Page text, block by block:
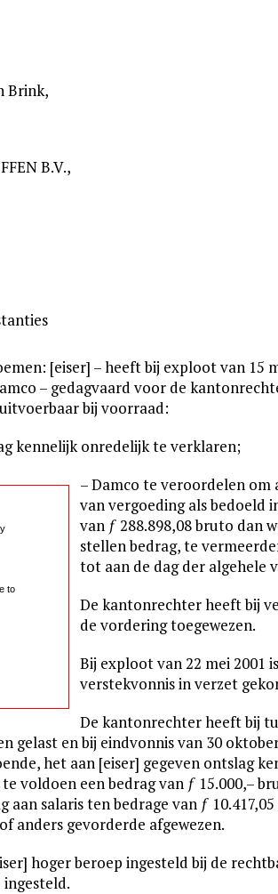
Brink,
B.V.,
[eiser] – heeft bij exploot van 15
– gedagvaard voor de
bij voorraad:
kennelijk onredelijk te verklaren;
to
– Damco te veroordelen om
van vergoeding als bedoeld
van ƒ 288.898,08 bruto dan
stellen bedrag, te
tot aan de dag der algehele
De kantonrechter heeft bij
de vordering toegewezen.
Bij exploot van 22 mei 2001
verstekvonnis in verzet
De kantonrechter heeft bij
gelast en bij eindvonnis van 30
het aan [eiser] gegeven ontslag
voldoen een bedrag van ƒ 15.000,–
aan salaris ten bedrage van ƒ
anders gevorderde afgewezen.
hoger beroep ingesteld bij de